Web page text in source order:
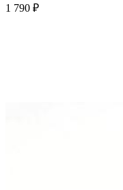
1 790 ₽